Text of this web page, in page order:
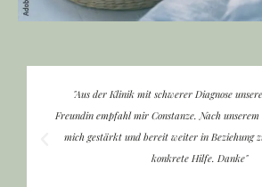
"Aus der Klinik mit schwerer Diagnose
Freundin empfahl mir Constanze. Nach
mich gestärkt und bereit weiter in Beziehung
konkrete Hilfe. Danke"